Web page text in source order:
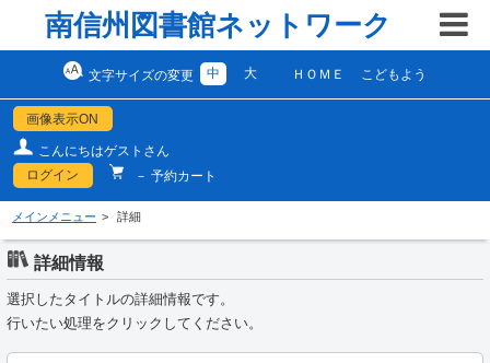
南信州図書館ネットワーク
文字サイズの変更 中 大 ＨＯＭＥ こどもよう
画像表示ON
こんにちはゲストさん
ログイン
－ 予約カート
メインメニュー 詳細
詳細情報
選択したタイトルの詳細情報です。
行いたい処理をクリックしてください。